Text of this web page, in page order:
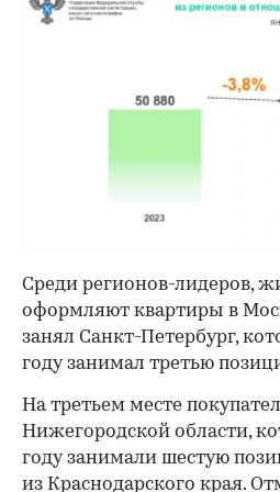
Среди регионов-лидеров,
оформляют квартиры в
занял Санкт-Петербург,
году занимал третью
На третьем месте
Нижегородской области,
году занимали шестую
из Краснодарского края.